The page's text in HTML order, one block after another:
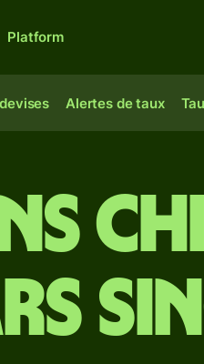
Platform
Alertes de taux